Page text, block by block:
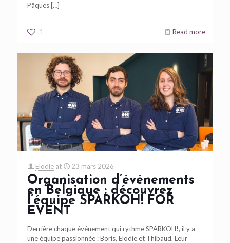
Pâques […]
1 Read more
Elodie at 23 mars 2026
Organisation d’événements
en Belgique : découvrez
l’équipe SPARKOH! FOR
EVENT
Derrière chaque événement qui rythme SPARKOH!, il y a
une équipe passionnée : Boris, Elodie et Thibaud. Leur